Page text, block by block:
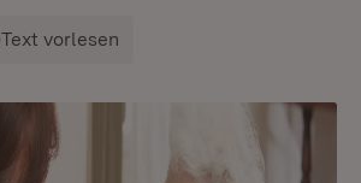
Text vorlesen